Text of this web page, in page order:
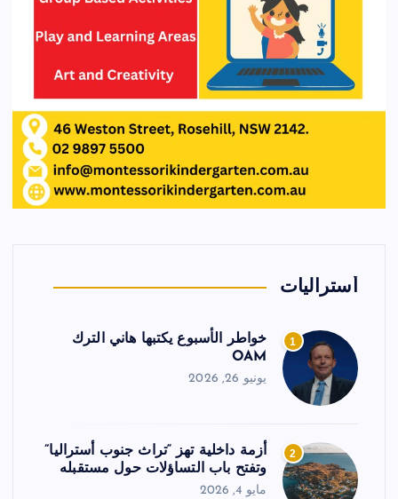
أستراليات
1
خواطر الأسبوع يكتبها هاني الترك
OAM
يونيو 26, 2026
2
أزمة داخلية تهز “تراث جنوب أستراليا”
وتفتح باب التساؤلات حول مستقبله
مايو 4, 2026